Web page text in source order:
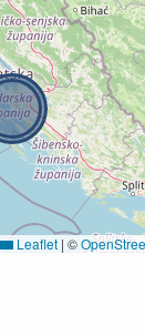
Leaflet | ©